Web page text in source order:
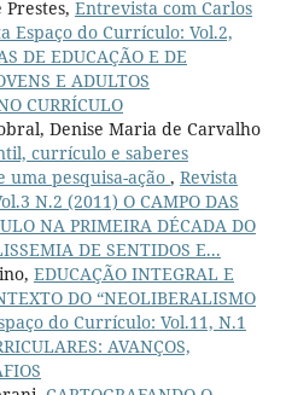
Entrevista com Carlos
Espaço do Currículo: Vol.2,
DE EDUCAÇÃO E DE
E ADULTOS
CURRÍCULO
Denise Maria de Carvalho
currículo e saberes
uma pesquisa-ação , Revista
N.2 (2011) O CAMPO DAS
NA PRIMEIRA DÉCADA DO
DE SENTIDOS E...
EDUCAÇÃO INTEGRAL E
DO “NEOLIBERALISMO
do Currículo: Vol.11, N.1
AVANÇOS,